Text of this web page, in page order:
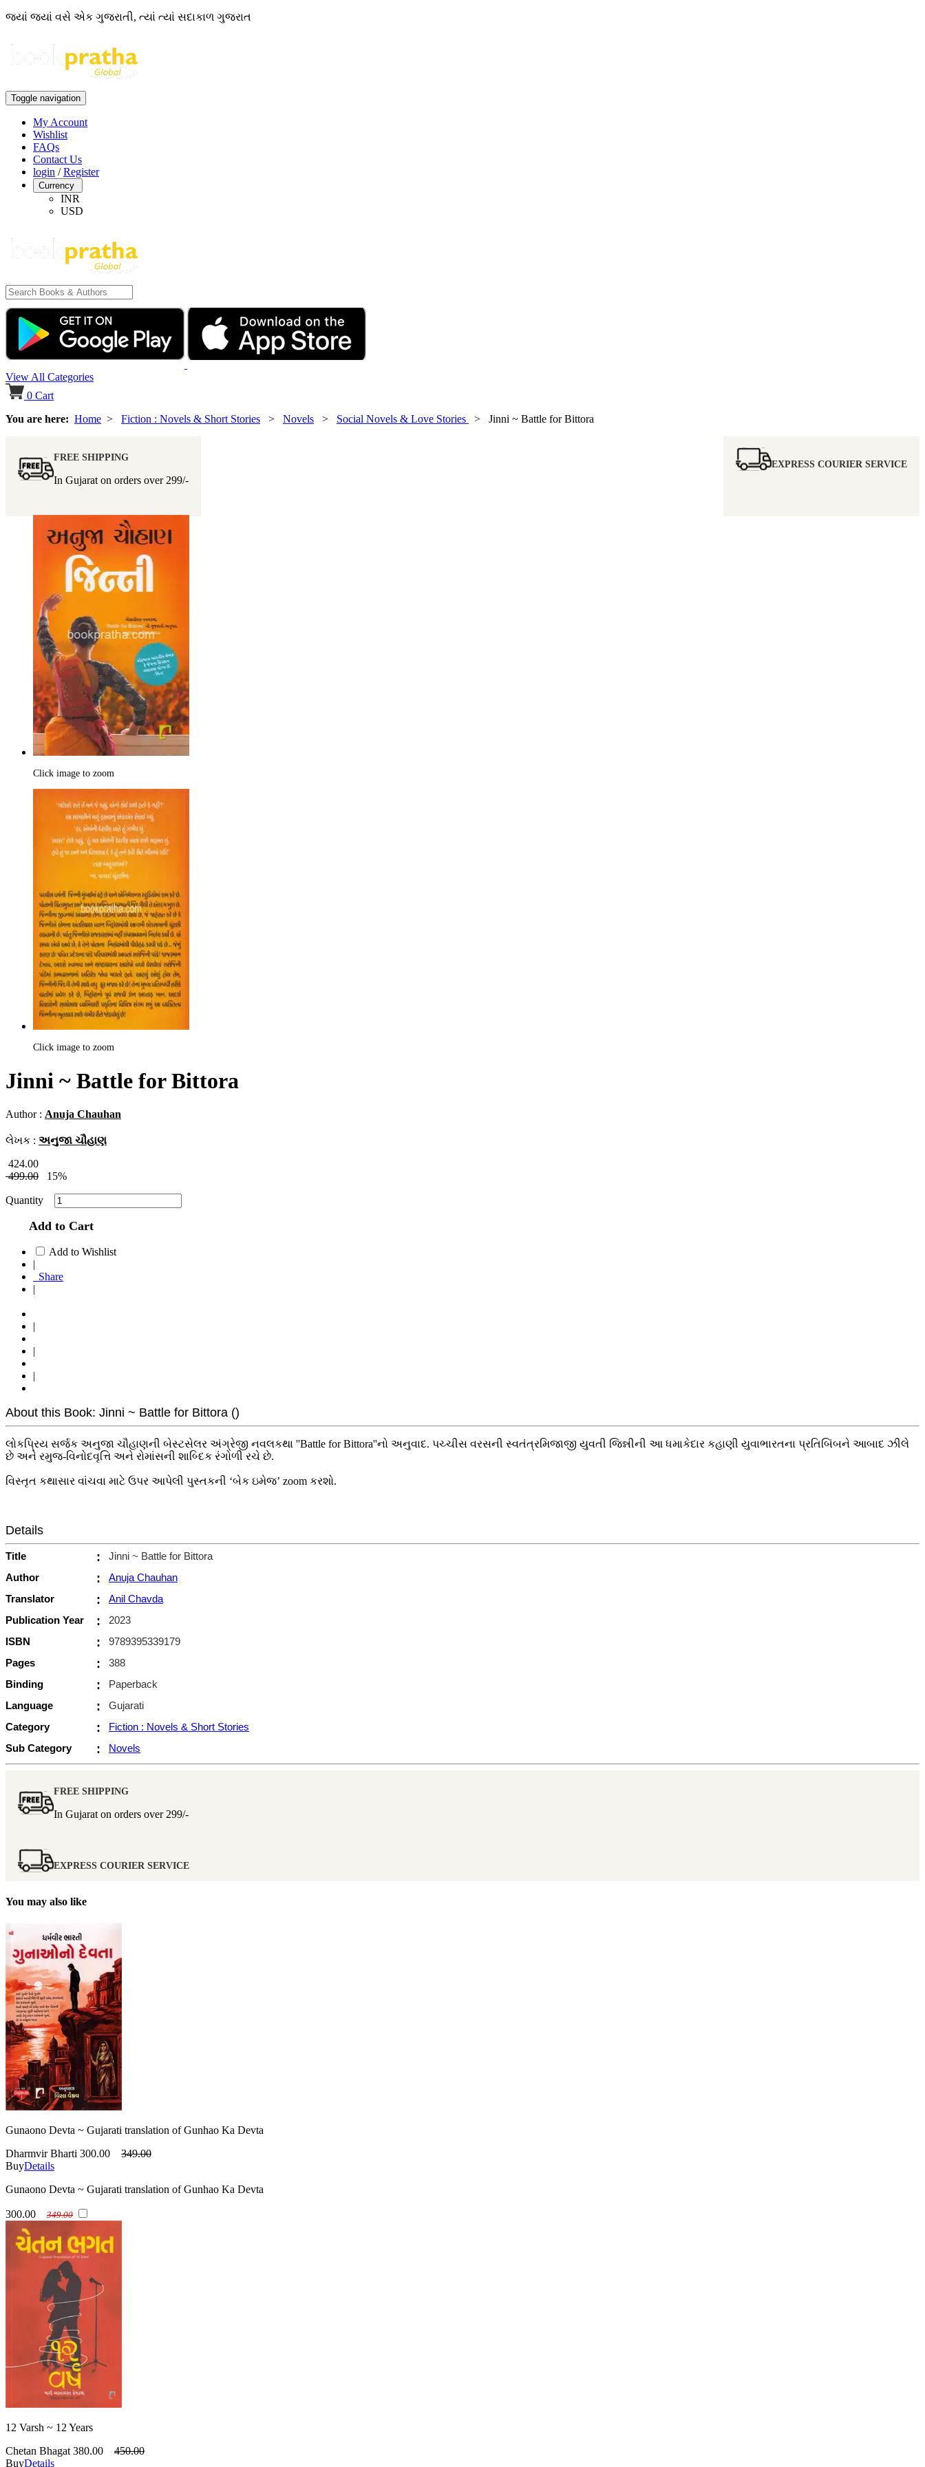
જ્યાં જ્યાં વસે એક ગુજરાતી, ત્યાં ત્યાં સદાકાળ ગુજરાત
Toggle navigation
My Account
Wishlist
FAQs
Contact Us
login /Register
Currency
INR
USD
View All Categories
0 Cart
You are here: Home > Fiction : Novels & Short Stories > Novels > Social Novels & Love Stories > Jinni ~ Battle for Bittora
FREE SHIPPING
In Gujarat on orders over 299/-
EXPRESS COURIER SERVICE
Click image to zoom
Click image to zoom
Jinni ~ Battle for Bittora
Author : Anuja Chauhan
લેખક : અનુજા ચૌહાણ
424.00
499.00
15%
Quantity
Add to Cart
Add to Wishlist
|
Share
|
|
|
|
About this Book: Jinni ~ Battle for Bittora ()
લોકપ્રિય સર્જક અનુજા ચૌહાણની બેસ્ટસેલર અંગ્રેજી નવલકથા ''Battle for Bittora''નો અનુવાદ. પચ્ચીસ વરસની સ્વતંત્રમિજાજી યુવતી જિન્નીની આ ધમાકેદાર કહાણી યુવાભારતના પ્રતિબિંબને આબાદ ઝીલે
છે અને રમુજ-વિનોદવૃત્તિ અને રોમાંસની શાબ્દિક રંગોળી રચે છે.
વિસ્તૃત કથાસાર વાંચવા માટે ઉપર આપેલી પુસ્તકની ‘બેક ઇમેજ’ zoom કરશો.
Details
Title :
Jinni ~ Battle for Bittora
Author
:
Anuja Chauhan
Translator
:
Anil Chavda
Publication Year
:
2023
ISBN
:
9789395339179
Pages
:
388
Binding
:
Paperback
Language
:
Gujarati
Category
:
Fiction : Novels & Short Stories
Sub Category
: Novels
FREE SHIPPING
In Gujarat on orders over 299/-
EXPRESS COURIER SERVICE
You may also like
Gunaono Devta ~ Gujarati translation of Gunhao Ka Devta
Dharmvir Bharti 300.00
349.00
BuyDetails
Gunaono Devta ~ Gujarati translation of Gunhao Ka Devta
300.00 349.00
12 Varsh ~ 12 Years
Chetan Bhagat 380.00
450.00
BuyDetails